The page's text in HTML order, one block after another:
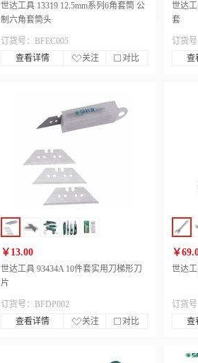
世达工具 13319 12.5mm系列6角套筒 公
制六角套筒头
订货号：BFEC005
查看详情
关注 对比
世达
套
订货
查
￥13.00
世达工具 93434A 10件套实用刀梯形刀
片
订货号：BFDP002
查看详情
关注 对比
￥
世达
订货
查